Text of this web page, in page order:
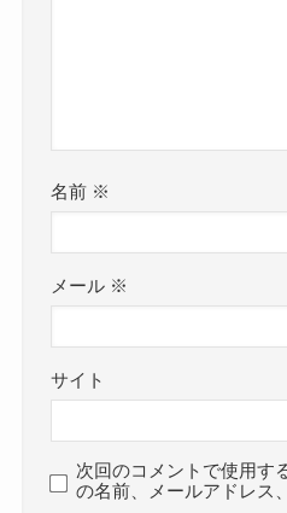
名前 ※
メール ※
サイト
次回のコメントで使用す
の名前、メールアドレス